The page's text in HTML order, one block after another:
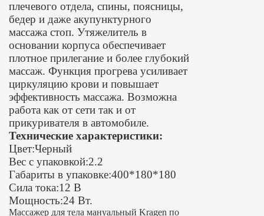
плечевого отдела, спины, поясницы,
бедер и даже акупунктурного
массажа стоп. Утяжелитель в
основании корпуса обеспечивает
плотное прилегание и более глубокий
массаж. Функция прогрева усиливает
циркуляцию крови и повышает
эффективность массажа. Возможна
работа как от сети так и от
прикуривателя в автомобиле.
Технические характеристики:
Цвет:Черный
Вес с упаковкой:2.2
Габариты в упаковке:400*180*180
Сила тока:12 В
Мощность:24 Вт.
Массажер для тела мануальный Kragen по